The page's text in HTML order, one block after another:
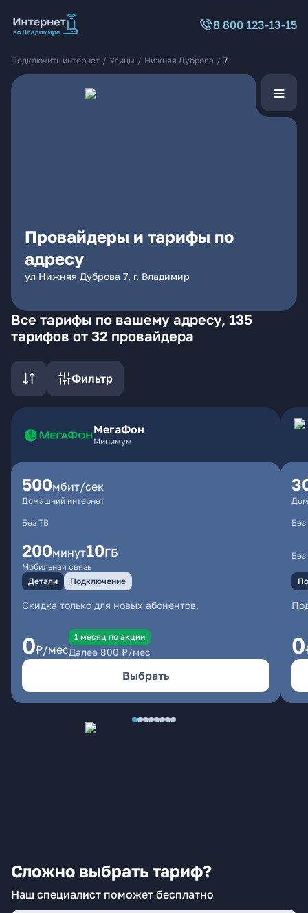
8 800 123-13-15
Подключить интернет / Улицы / Нижняя Дуброва / 7
Провайдеры и тарифы по
адресу
ул Нижняя Дуброва 7, г. Владимир
Все тарифы по вашему адресу, 135
тарифов от 32 провайдера
Фильтр
МегаФон
Минимум
500мбит/сек
Домашний интернет
Без ТВ
200минут10ГБ
Мобильная связь
Детали
Подключение
Скидка только для новых абонентов.
0₽/мес
1 месяц по акции
Далее 800 ₽/мес
Выбрать
0
Сложно выбрать тариф?
Наш специалист поможет бесплатно